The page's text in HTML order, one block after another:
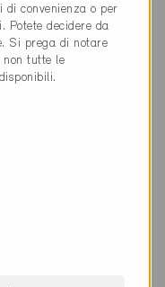
convenienza o per
Potete decidere da
Si prega di notare
non tutte le